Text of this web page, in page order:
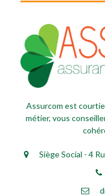
Assurcom est
métier, vous
Siège Social - 4